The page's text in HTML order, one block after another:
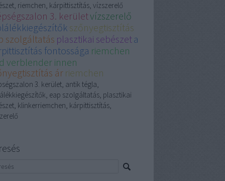
riemchen, kárpittisztítás, vízszerelő
3. kerületvízszerelő
szőnyegtisztítás
szolgáltatás plasztikai sebészeta
fontossága riemchen
verblender innen
ár riemchen
3. kerület, antik tégla,
eap szolgáltatás, plasztikai
klinkerriemchen, kárpittisztítás,